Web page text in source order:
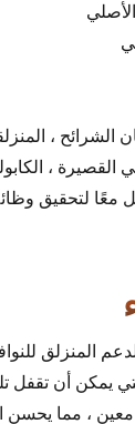
الشرائح ،
القصيرة ،
معًا لتحقيق
المنزلق
يمكن أن تقفل
، مما يحسن